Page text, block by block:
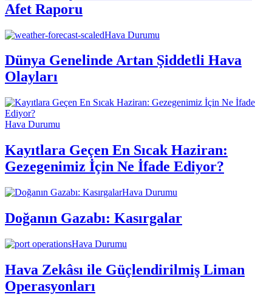
Afet Raporu
Hava Durumu
Dünya Genelinde Artan Şiddetli Hava
Olayları
Hava Durumu
Kayıtlara Geçen En Sıcak Haziran:
Gezegenimiz İçin Ne İfade Ediyor?
Hava Durumu
Doğanın Gazabı: Kasırgalar
Hava Durumu
Hava Zekâsı ile Güçlendirilmiş Liman
Operasyonları